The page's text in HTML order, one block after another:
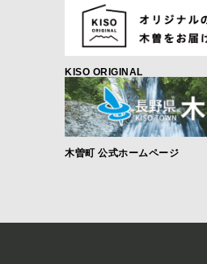
KISO ORIGINAL
木曽町 公式ホームページ